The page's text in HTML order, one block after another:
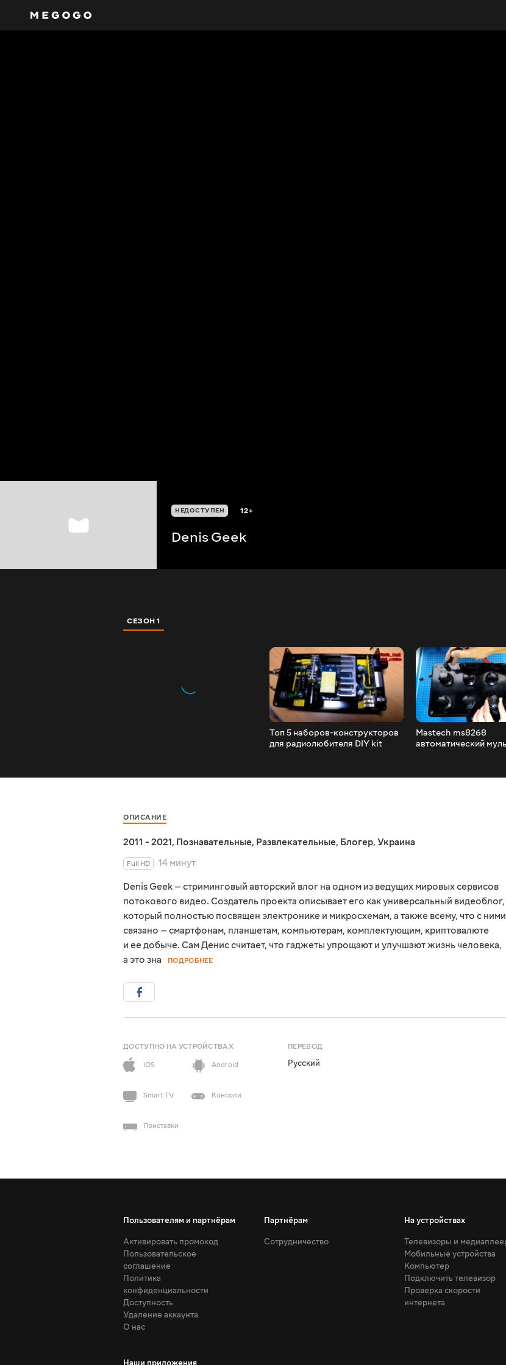
НЕДОСТУПЕН 12+
Denis Geek
СЕЗОН 1
Топ 5 наборов-конструкторов
для радиолюбителя DIY kit
Mastech ms8268
автоматический
ОПИСАНИЕ
2011 - 2021, Познавательные, Развлекательные, Блогер, Украина
Full HD
14 минут
Denis Geek — стриминговый авторский влог на одном из ведущих мировых сервисов
потокового видео. Создатель проекта описывает его как универсальный видеоблог,
который полностью посвящен электронике и микросхемам, а также всему, что с ними
связано — смартфонам, планшетам, компьютерам, комплектующим, криптовалюте
и ее добыче. Сам Денис считает, что гаджеты упрощают и улучшают жизнь человека,
а это зна
ПОДРОБНЕЕ
ДОСТУПНО НА УСТРОЙСТВАХ
iOS
Android
Smart TV Консоли
Приставки
ПЕРЕВОД
Русский
Пользователям и партнёрам
Активировать промокод
Пользовательское
соглашение
Политика
конфиденциальности
Доступность
Удаление аккаунта
О нас
Партнёрам
Сотрудничество
На устройствах
Телевизоры и
Мобильные устройства
Компьютер
Подключить телевизор
Проверка скорости
интернета